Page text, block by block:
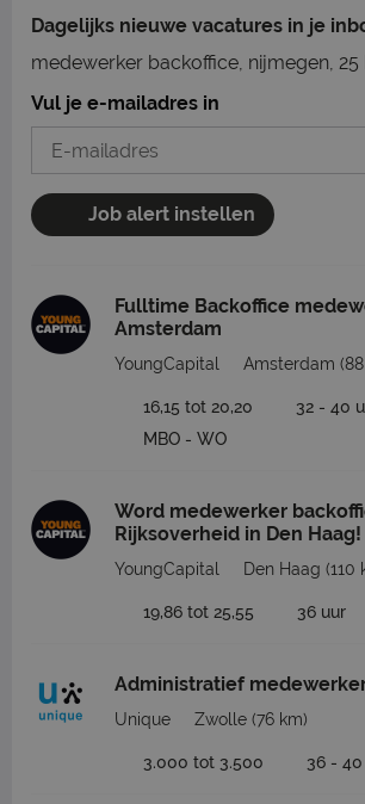
Dagelijks nieuwe vacatures in je
medewerker backoffice, nijmegen, 25
Vul je e-mailadres in
Job alert instellen
Fulltime Backoffice
Amsterdam
YoungCapital Amsterdam
16,15 tot 20,20
32 - 40
MBO - WO
Word medewerker
Rijksoverheid in Den Haag!
YoungCapital Den Haag (110
19,86 tot 25,55 36 uur
Administratief
Unique Zwolle (76 km)
3.000 tot 3.500 36 -